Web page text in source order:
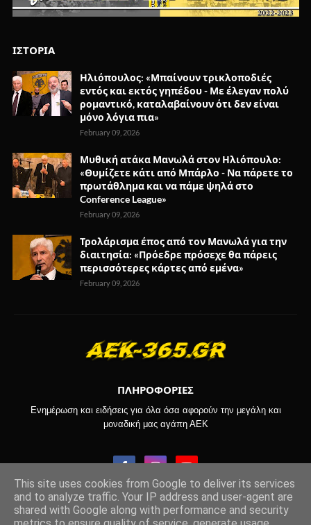
ΙΣΤΟΡΙΑ
Ηλιόπουλος: «Μπαίνουν τρικλοποδιές
εντός και εκτός γηπέδου - Με έλεγαν πολύ
ρομαντικό, καταλαβαίνουν ότι δεν είναι
μόνο λόγια πια»
February 09, 2026
Μυθική ατάκα Μανωλά στον Ηλιόπουλο:
«Θυμίζετε κάτι από Μπάρλο - Να πάρετε το
πρωτάθλημα και να πάμε ψηλά στο
Conference League»
February 09, 2026
Τρολάρισμα έπος από τον Μανωλά για την
διαιτησία: «Πρόεδρε πρόσεχε θα πάρεις
περισσότερες κάρτες από εμένα»
February 09, 2026
ΠΛΗΡΟΦΟΡΙΕΣ
Ενημέρωση και ειδήσεις για όλα όσα αφορούν την μεγάλη και
μοναδική μας αγάπη ΑΕΚ
Copyright © 2017-2024 -aek-365.gr
This site uses cookies from Google to deliver its services
and to analyze traffic. Your IP address and user-agent are
shared with Google along with performance and security